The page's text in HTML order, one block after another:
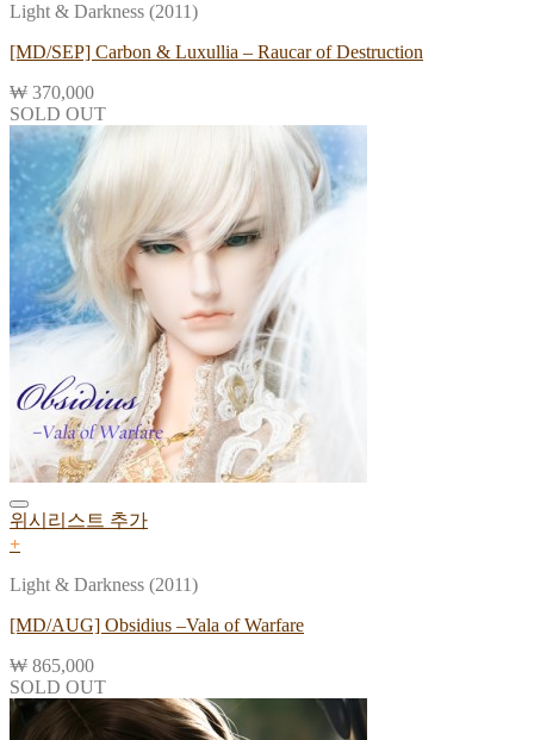
Light & Darkness (2011)
[MD/SEP] Carbon & Luxullia – Raucar of Destruction
₩ 370,000
SOLD OUT
위시리스트 추가
+
Light & Darkness (2011)
[MD/AUG] Obsidius –Vala of Warfare
₩ 865,000
SOLD OUT